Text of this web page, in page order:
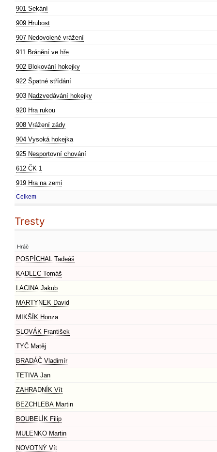
901 Sekání
909 Hrubost
907 Nedovolené vrážení
911 Bránění ve hře
902 Blokování hokejky
922 Špatné střídání
903 Nadzvedávání hokejky
920 Hra rukou
908 Vrážení zády
904 Vysoká hokejka
925 Nesportovní chování
612 ČK 1
919 Hra na zemi
Celkem
Tresty
Hráč
POSPÍCHAL Tadeáš
KADLEC Tomáš
LACINA Jakub
MARTYNEK David
MIKŠÍK Honza
SLOVÁK František
TYČ Matěj
BRADÁČ Vladimír
TETIVA Jan
ZAHRADNÍK Vít
BEZCHLEBA Martin
BOUBELÍK Filip
MULENKO Martin
NOVOTNÝ Vít